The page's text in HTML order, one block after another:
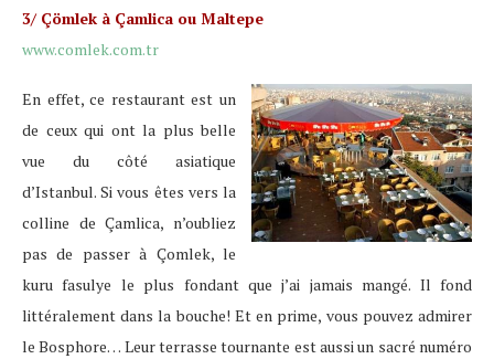
3/ Çömlek à Çamlica ou Maltepe
www.comlek.com.tr
En effet, ce restaurant est un
de ceux qui ont la plus belle
vue du côté asiatique
d’Istanbul. Si vous êtes vers la
colline de Çamlica, n’oubliez
pas de passer à Çomlek, le
kuru fasulye le plus fondant que j’ai jamais mangé. Il fond
littéralement dans la bouche! Et en prime, vous pouvez admirer
le Bosphore… Leur terrasse tournante est aussi un sacré numéro